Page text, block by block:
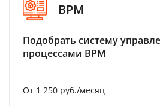
BPM
Подобрать систему
процессами BPM
От 1 250 руб./месяц